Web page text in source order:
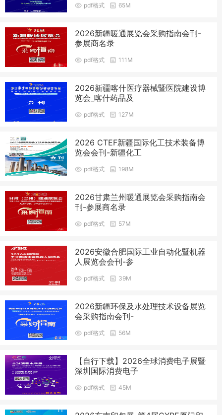
pdf格式 65M
2026新疆暖通展览会采购指南会刊-
参展商名录
pdf格式 111M
2026新疆喀什医疗器械暨医院建设博
览会_喀什药品及
pdf格式 127M
2026 CTEF新疆国际化工技术装备博
览会会刊-新疆化工
pdf格式 198M
2026甘肃兰州暖通展览会采购指南会
刊-参展商名录
pdf格式 57M
2026安徽合肥国际工业自动化暨机器
人展览会会刊-参
pdf格式 39M
2026新疆环保及水处理技术设备展览
会采购指南会刊-
pdf格式 56M
【自行下载】2026全球消费电子展暨
深圳国际消费电子
pdf格式 45M